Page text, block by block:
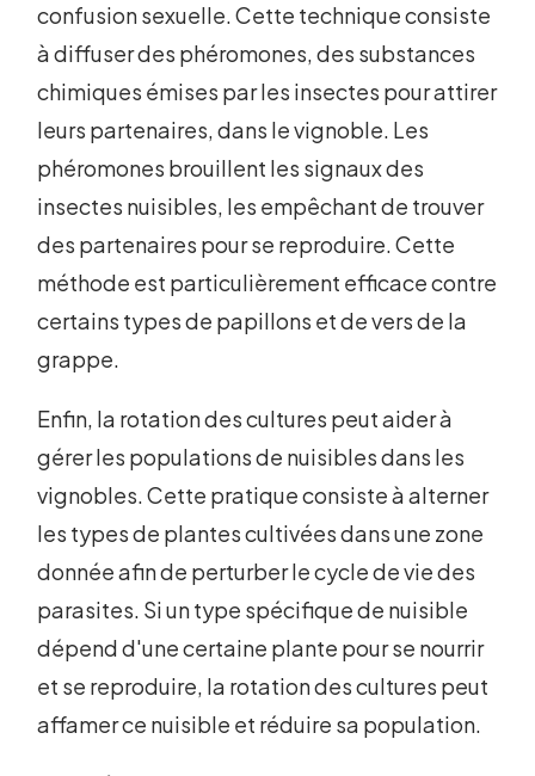
confusion sexuelle. Cette technique consiste
à diffuser des phéromones, des substances
chimiques émises par les insectes pour attirer
leurs partenaires, dans le vignoble. Les
phéromones brouillent les signaux des
insectes nuisibles, les empêchant de trouver
des partenaires pour se reproduire. Cette
méthode est particulièrement efficace contre
certains types de papillons et de vers de la
grappe.
Enfin, la rotation des cultures peut aider à
gérer les populations de nuisibles dans les
vignobles. Cette pratique consiste à alterner
les types de plantes cultivées dans une zone
donnée afin de perturber le cycle de vie des
parasites. Si un type spécifique de nuisible
dépend d'une certaine plante pour se nourrir
et se reproduire, la rotation des cultures peut
affamer ce nuisible et réduire sa population.